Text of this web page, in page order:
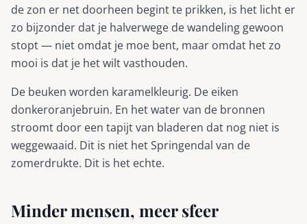
de zon er net doorheen begint te prikken, is het licht er
zo bijzonder dat je halverwege de wandeling gewoon
stopt — niet omdat je moe bent, maar omdat het zo
mooi is dat je het wilt vasthouden.
De beuken worden karamelkleurig. De eiken
donkeroranjebruin. En het water van de bronnen
stroomt door een tapijt van bladeren dat nog niet is
weggewaaid. Dit is niet het Springendal van de
zomerdrukte. Dit is het echte.
Minder mensen, meer sfeer